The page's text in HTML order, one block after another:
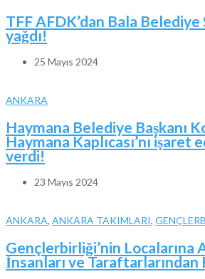
TFF AFDK’dan Bala Belediye
yağdı!
25 Mayıs 2024
ANKARA
Haymana Belediye Başkanı
Haymana Kaplıcası’nı işaret
verdi!
23 Mayıs 2024
ANKARA, ANKARA TAKIMLARI,
Gençlerbirliği’nin Localarına
İnsanları ve Taraftarlarından